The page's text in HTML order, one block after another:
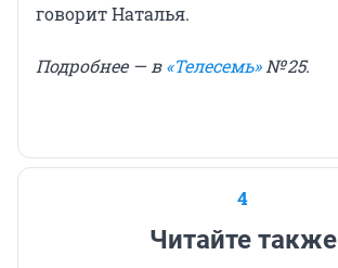
говорит Наталья.
Подробнее — в«Телесемь»№ 25.
4
Читайте также